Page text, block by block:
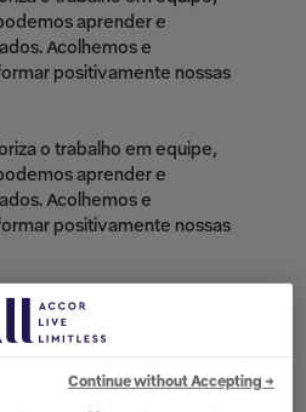
aprender e
Acolhemos e
positivamente nossas
o trabalho em equipe,
aprender e
Acolhemos e
positivamente nossas
& Inclusão:
significa acolher cada
priorizando apenas
de oportunidades de
Continue without Accepting →